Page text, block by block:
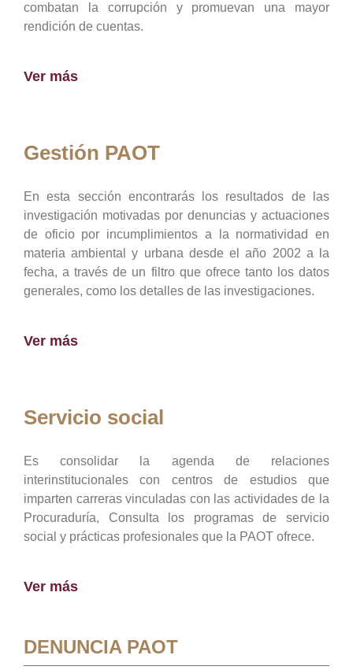
combatan la corrupción y promuevan una mayor
rendición de cuentas.
Ver más
Gestión PAOT
En esta sección encontrarás los resultados de las
investigación motivadas por denuncias y actuaciones
de oficio por incumplimientos a la normatividad en
materia ambiental y urbana desde el año 2002 a la
fecha, a través de un filtro que ofrece tanto los datos
generales, como los detalles de las investigaciones.
Ver más
Servicio social
Es consolidar la agenda de relaciones
interinstitucionales con centros de estudios que
imparten carreras vinculadas con las actividades de la
Procuraduría, Consulta los programas de servicio
social y prácticas profesionales que la PAOT ofrece.
Ver más
DENUNCIA PAOT